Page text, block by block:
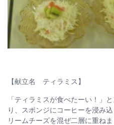
【献立名 ティラミス】
「ティラミスが食べたーい！」
り、スポンジにコーヒーを浸み
リームチーズを混ぜ二層に重ね